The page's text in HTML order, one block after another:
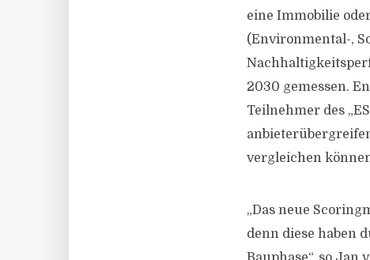
eine Immobilie
(Environmental-,
2030 gemessen.
Teilnehmer des
vergleichen
„Das neue
denn diese haben